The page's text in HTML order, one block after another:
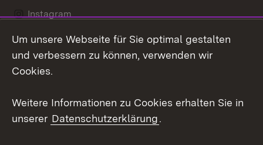
Instagram
Social Wall
Um unsere Webseite für Sie optimal gestalten
und verbessern zu können, verwenden wir
Cookies.
Weitere Informationen zu Cookies erhalten Sie in
unserer Datenschutzerklärung.